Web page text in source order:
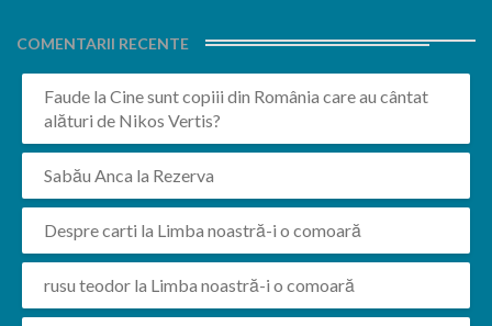
COMENTARII RECENTE
Faude la Cine sunt copiii din România care au cântat
alături de Nikos Vertis?
Sabău Anca la Rezerva
Despre carti la Limba noastră-i o comoară
rusu teodor la Limba noastră-i o comoară